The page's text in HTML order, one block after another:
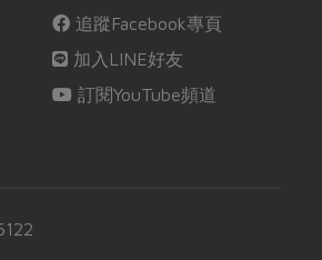
追蹤Facebook專頁
加入LINE好友
訂閱YouTube頻道